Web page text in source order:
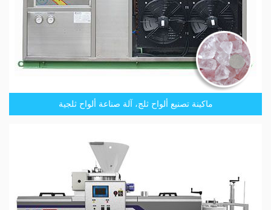
ماكينة تصنيع ألواح ثلج، آلة صناعة ألواح ثلجية